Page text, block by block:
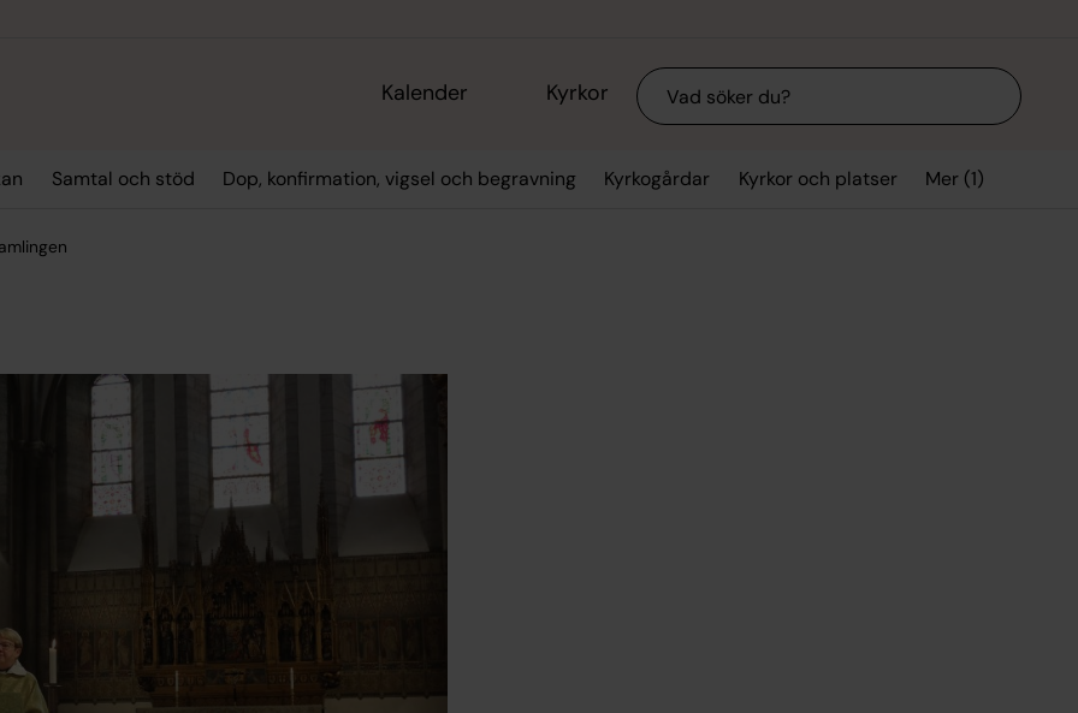
Kalender Kyrkor Sök
Samtal och stöd Dop, konfirmation, vigsel och begravning Kyrkogårdar Kyrkor och platser Mer (1)